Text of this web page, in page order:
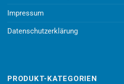
Impressum
Datenschutzerklärung
PRODUKT-KATEGORIEN